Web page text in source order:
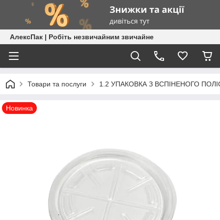
АлексПак | Робіть незвичайним звичайне
Товари та послуги 1.2 УПАКОВКА З ВСПІНЕНОГО
Новинка